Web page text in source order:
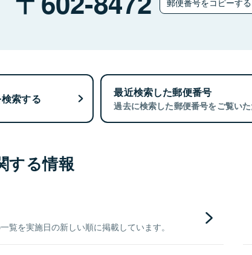
郵便番号をコピーする
索する 最近検索した郵便番号
過去に検索した郵便番号をご覧いた
する情報
覧を実施日の新しい順に掲載しています。